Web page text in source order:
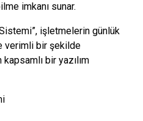
imkanı sunar.
işletmelerin günlük
verimli bir şekilde
bir yazılım